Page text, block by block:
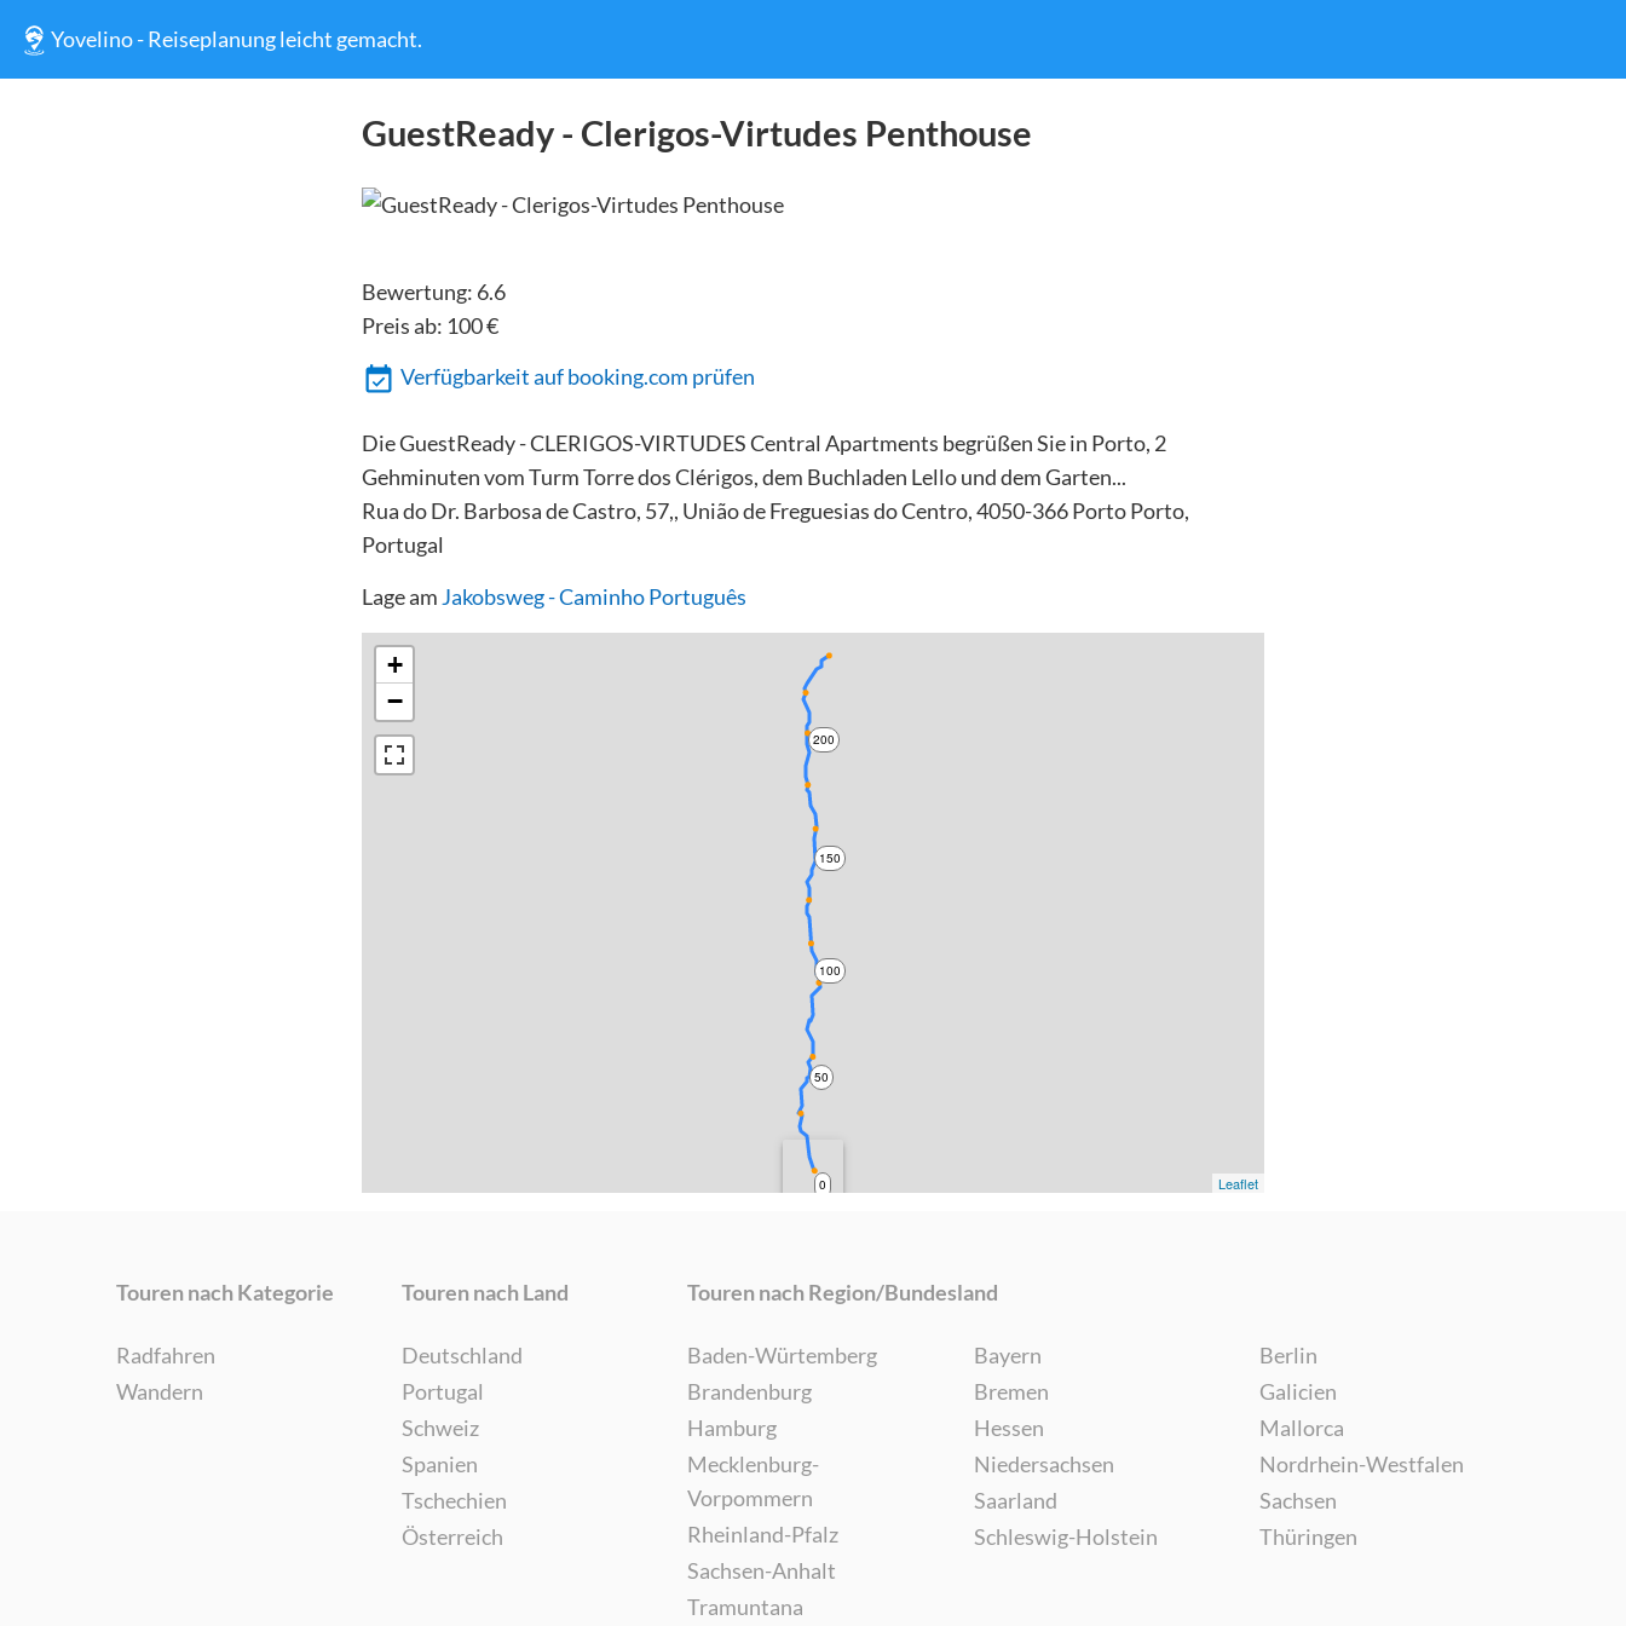
Yovelino - Reiseplanung leicht gemacht.
GuestReady - Clerigos-Virtudes Penthouse
Bewertung: 6.6
Preis ab: 100€
Verfügbarkeit auf booking.com prüfen
Die GuestReady - CLERIGOS-VIRTUDES Central Apartments begrüßen Sie in Porto, 2
Gehminuten vom Turm Torre dos Clérigos, dem Buchladen Lello und dem Garten...
Rua do Dr. Barbosa de Castro, 57,, União de Freguesias do Centro, 4050-366 Porto Porto,
Portugal
Lage am Jakobsweg - Caminho Português
0
50
100
150
200
+
−
Leaflet
Touren nach Kategorie
Radfahren
Wandern
Touren nach Land
Deutschland
Portugal
Schweiz
Spanien
Tschechien
Österreich
Touren nach Region/Bundesland
Baden-Würtemberg
Brandenburg
Hamburg
Mecklenburg-
Vorpommern
Rheinland-Pfalz
Sachsen-Anhalt
Tramuntana
Bayern
Bremen
Hessen
Niedersachsen
Saarland
Schleswig-Holstein
Berlin
Galicien
Mallorca
Nordrhein-Westfalen
Sachsen
Thüringen